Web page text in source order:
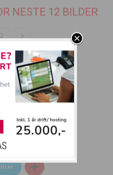
NESTE 12 BILDER
2
livsglede
matoppskrifter
på nett
sitt beste